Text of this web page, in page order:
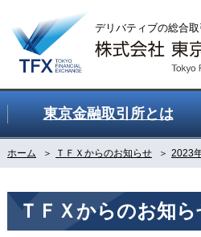
東京金融取引所とは
ホーム ＴＦＸからのお知らせ 2023
ＴＦＸからのお知ら